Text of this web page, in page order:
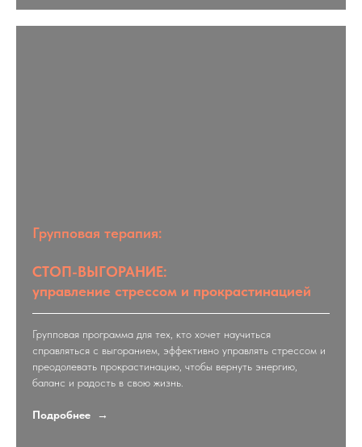
Групповая терапия:
СТОП-ВЫГОРАНИЕ:
управление стрессом и прокрастинацией
Групповая программа для тех, кто хочет научиться
справляться с выгоранием, эффективно управлять стрессом и
преодолевать прокрастинацию, чтобы вернуть энергию,
баланс и радость в свою жизнь.
Подробнее